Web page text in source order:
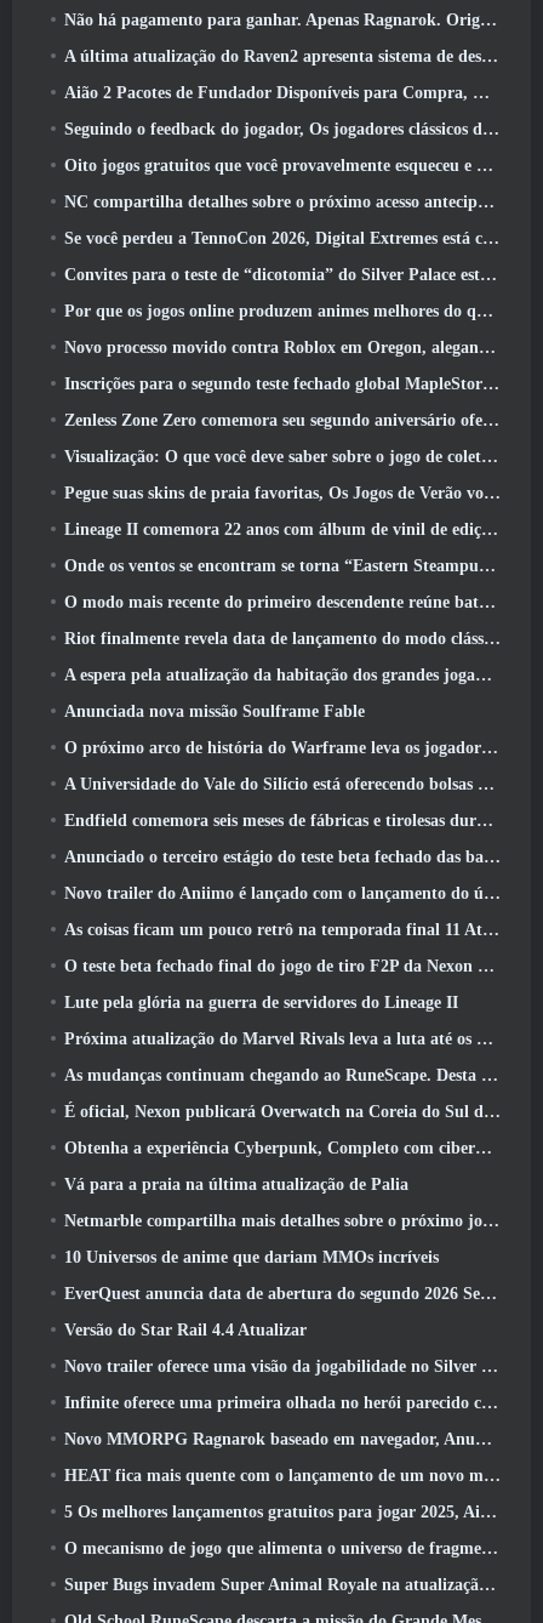
Não há pagamento para ganhar. Apenas Ragnarok. Origin Classic é lançado em julho 23
A última atualização do Raven2 apresenta sistema de despertar de habilidades, Oferecendo aos jogadores mais maneiras de aprimorar suas habilidades
Aião 2 Pacotes de Fundador Disponíveis para Compra, Completo com cinco dias de acesso antecipado
Seguindo o feedback do jogador, Os jogadores clássicos de League Of Legends não terão que pagar por skins clássicas
Oito jogos gratuitos que você provavelmente esqueceu e que fazem parte do Steam’s Train Fest
NC compartilha detalhes sobre o próximo acesso antecipado do Aion 2
Se você perdeu a TennoCon 2026, Digital Extremes está compartilhando todos os painéis
Convites para o teste de “dicotomia” do Silver Palace estão sendo enviados
Por que os jogos online produzem animes melhores do que os jogos de anime
Novo processo movido contra Roblox em Oregon, alegando incidente com cuidados infantis
Inscrições para o segundo teste fechado global MapleStory Classic World
Zenless Zone Zero comemora seu segundo aniversário oferecendo aos jogadores a escolha de um agente S-Rank gratuito
Visualização: O que você deve saber sobre o jogo de coleta de criaturas da HoYoverse, Honkai: Link Alma
Pegue suas skins de praia favoritas, Os Jogos de Verão voltaram ao Overwatch
Lineage II comemora 22 anos com álbum de vinil de edição de colecionador
Onde os ventos se encontram se torna “Eastern Steampunk” na versão 2.0
O modo mais recente do primeiro descendente reúne batalhas difíceis de interceptação de vazio e as profundezas
Riot finalmente revela data de lançamento do modo clássico de League Of Legends
A espera pela atualização da habitação dos grandes jogadores do RuneScape acabou
Anunciada nova missão Soulframe Fable
O próximo arco de história do Warframe leva os jogadores a um novo mapa estelar, O Sistema Tau
A Universidade do Vale do Silício está oferecendo bolsas de estudo para jogos e alguns dos requisitos são interessantes
Endfield comemora seis meses de fábricas e tirolesas durante sua próxima atualização
Anunciado o terceiro estágio do teste beta fechado das batalhas de infantaria do War Thunder
Novo trailer do Aniimo é lançado com o lançamento do último teste beta fechado
As coisas ficam um pouco retrô na temporada final 11 Atualizar
O teste beta fechado final do jogo de tiro F2P da Nexon Sudden Attack Zero Point começou hoje
Lute pela glória na guerra de servidores do Lineage II
Próxima atualização do Marvel Rivals leva a luta até os deuses
As mudanças continuam chegando ao RuneScape. Desta vez é a habitação do jogador
É oficial, Nexon publicará Overwatch na Coreia do Sul daqui para frente
Obtenha a experiência Cyberpunk, Completo com ciberpsicose, No próximo evento de crossover do Apex Legends
Vá para a praia na última atualização de Palia
Netmarble compartilha mais detalhes sobre o próximo jogo de nivelamento solo, Nivelamento Solo: KARMA na Anime Expo
10 Universos de anime que dariam MMOs incríveis
EverQuest anuncia data de abertura do segundo 2026 Servidor de expansão bloqueado por tempo
Versão do Star Rail 4.4 Atualizar
Novo trailer oferece uma visão da jogabilidade no Silver Palace
Infinite oferece uma primeira olhada no herói parecido com uma sereia chegando no SS13: Pós-luz
Novo MMORPG Ragnarok baseado em navegador, Anunciado o Universo Ragnarok
HEAT fica mais quente com o lançamento de um novo mapa do deserto
5 Os melhores lançamentos gratuitos para jogar 2025, Ainda vale a pena jogar 2026?
O mecanismo de jogo que alimenta o universo de fragmentos únicos do Eve Online agora é de código aberto
Super Bugs invadem Super Animal Royale na atualização ‘Super Natural’